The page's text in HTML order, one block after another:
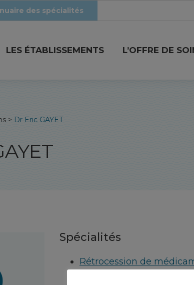
des spécialités
LES ÉTABLISSEMENTS L’OFFRE DE
> Dr Eric GAYET
Spécialités
Rétrocession de
Pharmacie à usage